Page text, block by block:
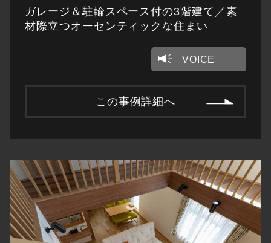
ガレージ＆駐輪スペース付の3階建て／素
材際立つオーセンティックな住まい
VOICE
この事例詳細へ